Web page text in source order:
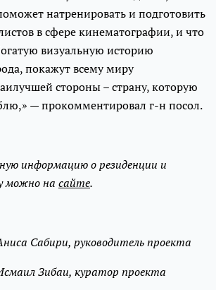
натренировать и подготовить
в сфере кинематографии, и что
визуальную историю
покажут всему миру
стороны – страну, которую
— прокомментировал г-н посол.
информацию о резиденции и
можно на сайте.
Сабири, руководитель проекта
Зибаи, куратор проекта